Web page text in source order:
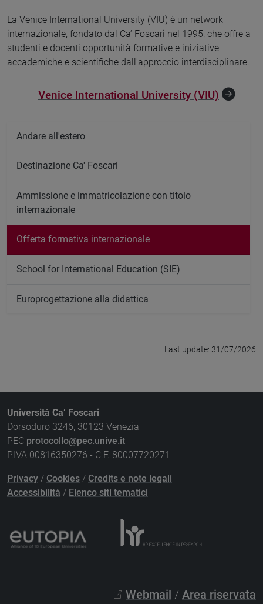
La Venice International University (VIU) è un network
internazionale, fondato dal Ca’ Foscari nel 1995, che offre a
studenti e docenti opportunità formative e iniziative
accademiche e scientifiche dall'approccio interdisciplinare.
Venice International University (VIU)
Andare all'estero
Destinazione Ca' Foscari
Ammissione e immatricolazione con titolo
internazionale
Offerta formativa internazionale
School for International Education (SIE)
Europrogettazione alla didattica
Last update: 31/07/2026
Università Ca’ Foscari
Dorsoduro 3246, 30123 Venezia
PEC protocollo@pec.unive.it
P.IVA 00816350276 - C.F. 80007720271
Privacy / Cookies / Credits e note legali
Accessibilità / Elenco siti tematici
Webmail / Area riservata